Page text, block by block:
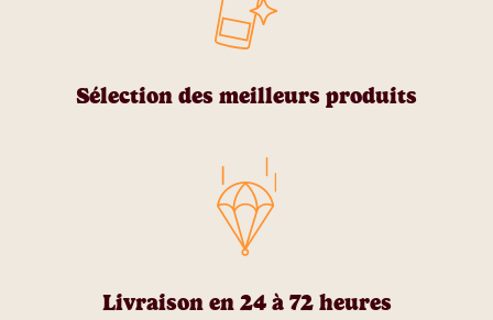
Sélection des meilleurs produits
Livraison en 24 à 72 heures